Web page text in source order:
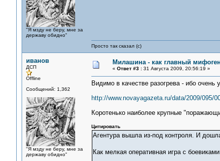
"Я мзду не беру, мне за
державу обидно"
Просто так сказал (с)
иванов
ДСП
Offline
Сообщений: 1,362
"Я мзду не беру, мне за
державу обидно"
Милашина - как главный
« Ответ #3 :31 Августа 2009, 20:56:19 »
Видимо в качестве разогрева - ибо
http://www.novayagazeta.ru/data/2009/095/
Коротенько наиболее крупные
Цитировать
Агентура вышла из-под контроля. И
Как мелкая оперативная игра с